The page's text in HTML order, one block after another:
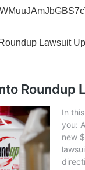
Lawsuit